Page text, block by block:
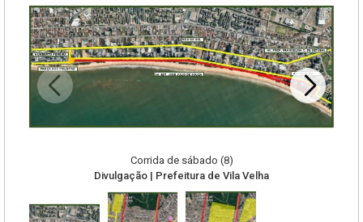
Corrida de sábado (8)
Divulgação | Prefeitura de Vila Velha